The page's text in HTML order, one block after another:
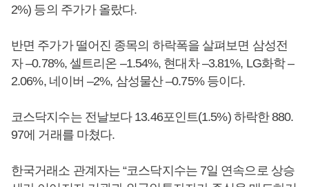
2%) 등의 주가가 올랐다.
반면 주가가 떨어진 종목의 하락폭을 살펴보면 삼성전
자 –0.78%, 셀트리온 –1.54%, 현대차 –3.81%, LG화학 –
2.06%, 네이버 –2%, 삼성물산 –0.75% 등이다.
코스닥지수는 전날보다 13.46포인트(1.5%) 하락한 880.
97에 거래를 마쳤다.
한국거래소 관계자는 “코스닥지수는 7일 연속으로 상승